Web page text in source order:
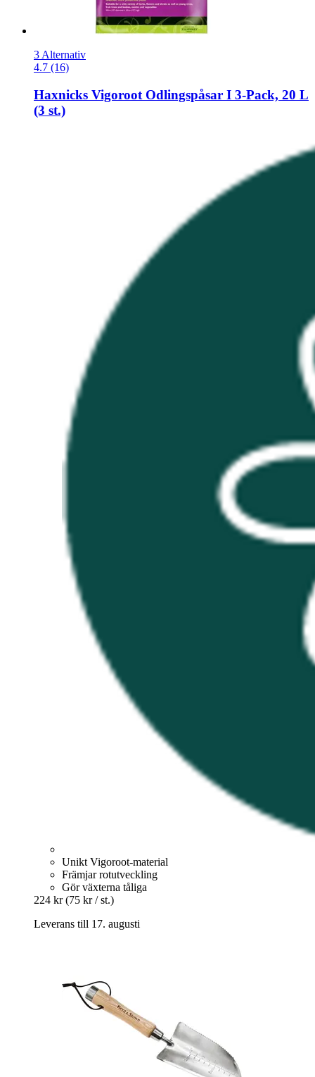
3 Alternativ
4.7 (16)
Haxnicks Vigoroot Odlingspåsar I 3-​Pack, 20 L
(3 st.)
Unikt Vigoroot-material
Främjar rotutveckling
Gör växterna tåliga
224 kr (75 kr / st.)
Leverans till 17. augusti